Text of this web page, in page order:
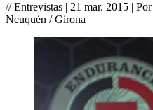
//Entrevistas | 21 mar. 2015 | Por
Neuquén / Girona